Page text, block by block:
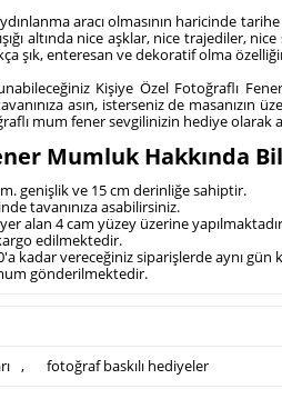
aracı olmasının haricinde
altında nice aşklar, nice trajediler,
şık, enteresan ve dekoratif olma
Kişiye Özel Fotoğraflı
asın, isterseniz de masanızın
mum fener sevgilinizin hediye olarak
Mumluk Hakkında
genişlik ve 15 cm derinliğe sahiptir.
tavanınıza asabilirsiniz.
alan 4 cam yüzey üzerine
edilmektedir.
kadar vereceğiniz siparişlerde aynı
gönderilmektedir.
, fotoğraf baskılı hediyeler